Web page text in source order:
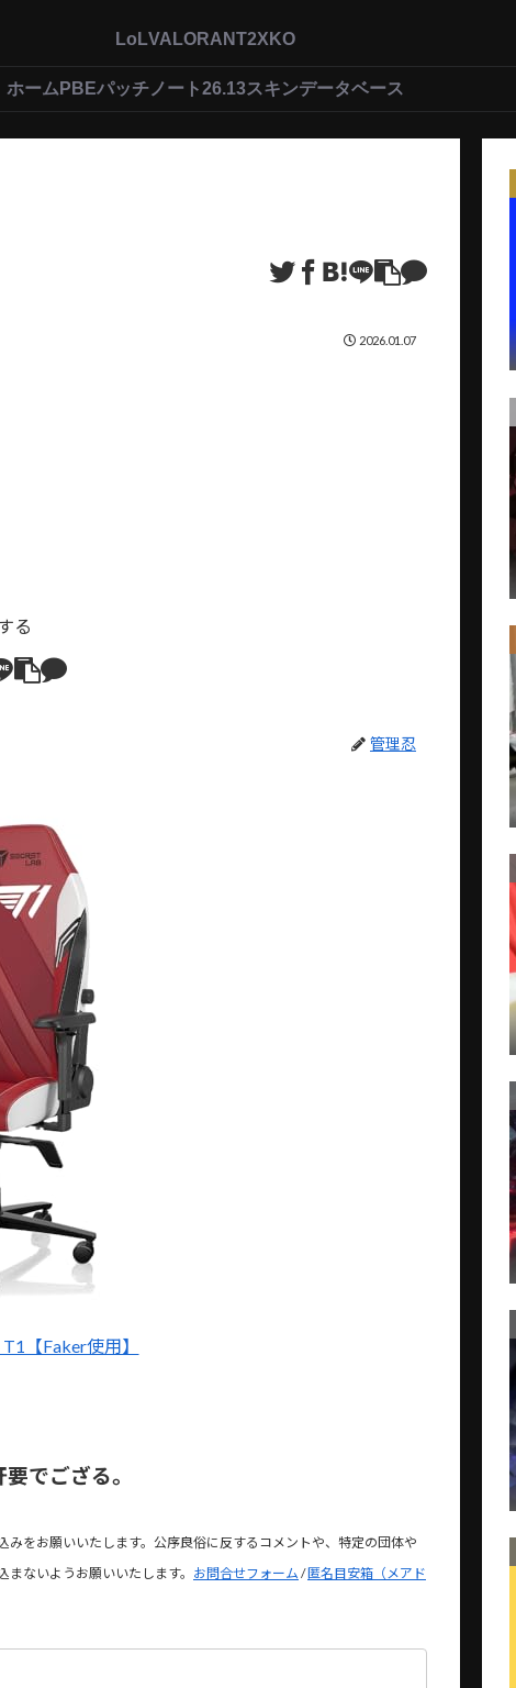
LoLVALORANT2XKO
ホーム PBEパッチノート26.13スキンデータベース
2026.01.07
る
管理忍
【Faker使用】
でござる。
をお願いいたします。公序良俗に反するコメントや、特定の団体や
ないようお願いいたします。 お問合せフォーム /匿名目安箱（メアド